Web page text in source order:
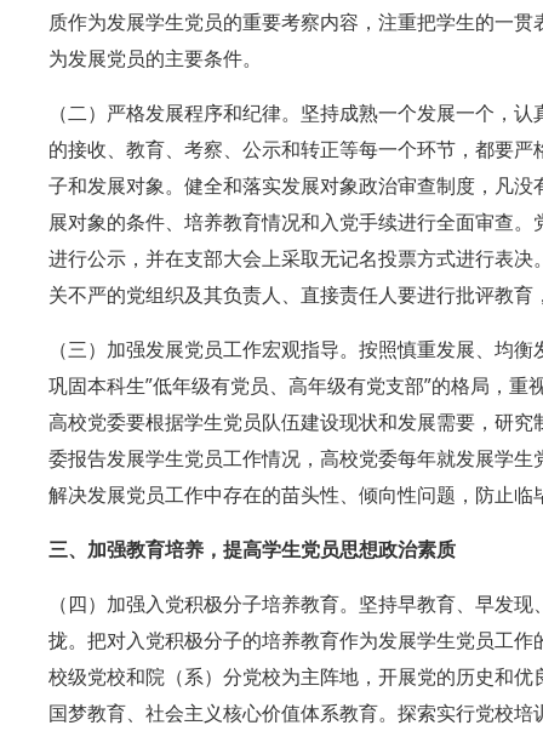
质作为发展学生党员的重要考察内容，注重把学生的一
为发展党员的主要条件。
（二）严格发展程序和纪律。坚持成熟一个发展一个，
的接收、教育、考察、公示和转正等每一个环节，都要
子和发展对象。健全和落实发展对象政治审查制度，凡
展对象的条件、培养教育情况和入党手续进行全面审查
进行公示，并在支部大会上采取无记名投票方式进行表
关不严的党组织及其负责人、直接责任人要进行批评教
（三）加强发展党员工作宏观指导。按照慎重发展、均
巩固本科生”低年级有党员、高年级有党支部”的格局，
高校党委要根据学生党员队伍建设现状和发展需要，研
委报告发展学生党员工作情况，高校党委每年就发展学
解决发展党员工作中存在的苗头性、倾向性问题，防止
三、加强教育培养，提高学生党员思想政治素质
（四）加强入党积极分子培养教育。坚持早教育、早发
拢。把对入党积极分子的培养教育作为发展学生党员工
校级党校和院（系）分党校为主阵地，开展党的历史和
国梦教育、社会主义核心价值体系教育。探索实行党校